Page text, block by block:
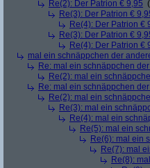
Re(2): Der Patrion € 9,95 (
Re(3): Der Patrion €
Re(4): Der Patrion €
Re(3): Der Patrion €
Re(4): Der Patrion €
mal ein schnäppchen der
Re: mal ein schnäppchen
Re(2): mal ein
Re: mal ein schnäppchen
Re(2): mal ein
Re(3): mal ein
Re(4): mal ein
Re(5): mal ein
Re(6): mal ein
Re(7): mal
Re(8):